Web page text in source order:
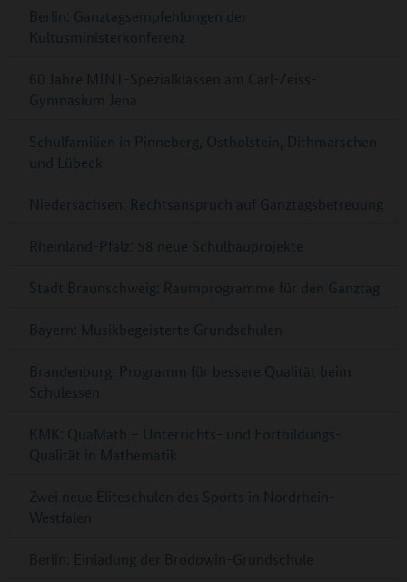
Berlin: Ganztagsempfehlungen der
Kultusministerkonferenz
60 Jahre MINT-Spezialklassen am Carl-Zeiss-
Gymnasium Jena
Schulfamilien in Pinneberg, Ostholstein, Dithmarschen
und Lübeck
Niedersachsen: Rechtsanspruch auf Ganztagsbetreuung
Rheinland-Pfalz: 58 neue Schulbauprojekte
Stadt Braunschweig: Raumprogramme für den Ganztag
Bayern: Musikbegeisterte Grundschulen
Brandenburg: Programm für bessere Qualität beim
Schulessen
KMK: QuaMath – Unterrichts- und Fortbildungs-
Qualität in Mathematik
Zwei neue Eliteschulen des Sports in Nordrhein-
Westfalen
Berlin: Einladung der Brodowin-Grundschule